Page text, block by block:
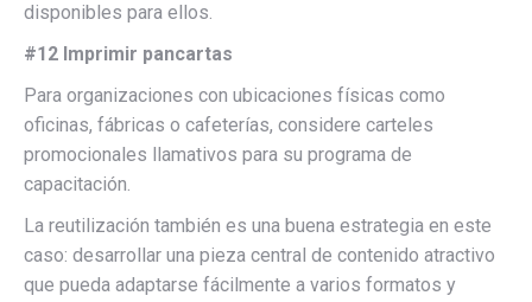
disponibles para ellos.
#12 Imprimir pancartas
Para organizaciones con ubicaciones físicas como
oficinas, fábricas o cafeterías, considere carteles
promocionales llamativos para su programa de
capacitación.
La reutilización también es una buena estrategia en este
caso: desarrollar una pieza central de contenido atractivo
que pueda adaptarse fácilmente a varios formatos y